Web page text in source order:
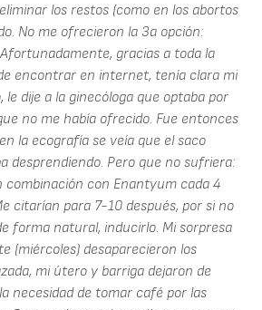
los restos (como en los abortos
No me ofrecieron la 3a opción:
gracias a toda la
encontrar en internet, tenía clara mi
le dije a la ginecóloga que optaba por
no me había ofrecido. Fue entonces
la ecografía se veía que el saco
desprendiendo. Pero que no sufriera:
combinación con Enantyum cada 4
citarían para 7-10 después, por si no
forma natural, inducirlo. Mi sorpresa
(miércoles) desaparecieron los
mi útero y barriga dejaron de
necesidad de tomar café por las